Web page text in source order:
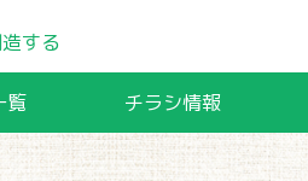
する
覧 チラシ情報